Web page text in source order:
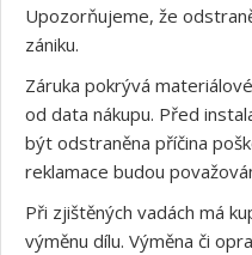
Upozorňujeme, že
zániku.
Záruka pokrývá
od data nákupu. Před
být odstraněna příčina
reklamace budou
Při zjištěných vadách má
výměnu dílu. Výměna či